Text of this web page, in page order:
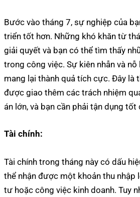
Bước vào tháng 7, sự nghiệp của
triển tốt hơn. Những khó khăn từ
giải quyết và bạn có thể tìm thấy
trong công việc. Sự kiên nhẫn và
mang lại thành quả tích cực. Đây là
được giao thêm các trách nhiệm
án lớn, và bạn cần phải tận dụng tốt
Tài chính:
Tài chính trong tháng này có dấu
thể nhận được một khoản thu nhập
tư hoặc công việc kinh doanh. Tuy